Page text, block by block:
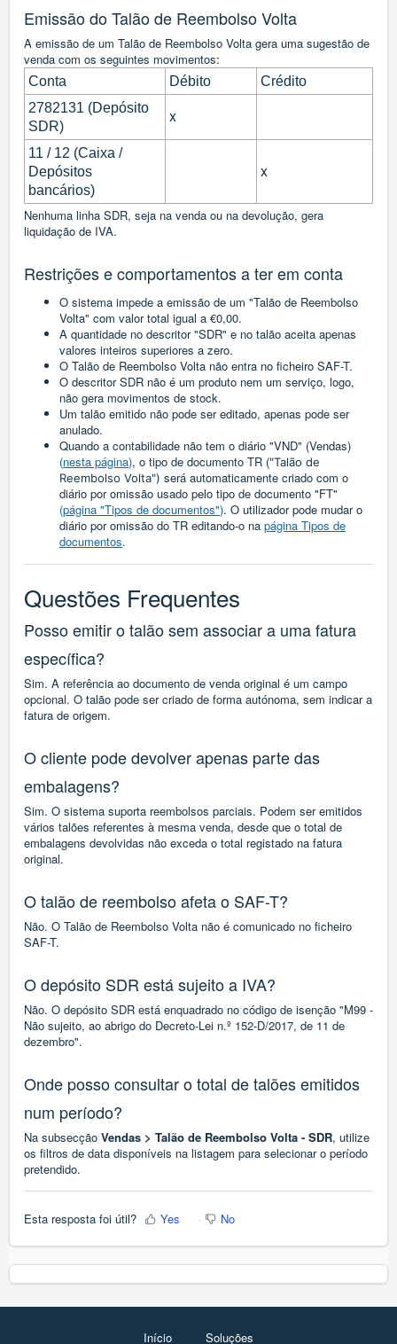
Emissão do Talão de Reembolso Volta
A emissão de um Talão de Reembolso Volta gera uma sugestão de
venda com os seguintes movimentos:
Conta Débito
Crédito
2782131 (Depósito
SDR)
x
11 / 12 (Caixa /
Depósitos
bancários)
x
Nenhuma linha SDR, seja na venda ou na devolução, gera
liquidação de IVA.
Restrições e comportamentos a ter em conta
O sistema impede a emissão de um "Talão de Reembolso
Volta" com valor total igual a €0,00.
A quantidade no descritor "SDR" e no talão aceita apenas
valores inteiros superiores a zero.
O Talão de Reembolso Volta não entra no ficheiro SAF-T.
O descritor SDR não é um produto nem um serviço, logo,
não gera movimentos de stock.
Um talão emitido não pode ser editado, apenas pode ser
anulado.
Quando a contabilidade não tem o diário "VND" (Vendas)
(nesta página), o tipo de documento TR ("Talão de
Reembolso Volta") será automaticamente criado com o
diário por omissão usado pelo tipo de documento "FT"
(página "Tipos de documentos"). O utilizador pode mudar o
diário por omissão do TR editando-o na página Tipos de
documentos.
Questões Frequentes
Posso emitir o talão sem associar a uma fatura
específica?
Sim. A referência ao documento de venda original é um campo
opcional. O talão pode ser criado de forma autónoma, sem indicar a
fatura de origem.
O cliente pode devolver apenas parte das
embalagens?
Sim. O sistema suporta reembolsos parciais. Podem ser emitidos
vários talões referentes à mesma venda, desde que o total de
embalagens devolvidas não exceda o total registado na fatura
original.
O talão de reembolso afeta o SAF-T?
Não. O Talão de Reembolso Volta não é comunicado no ficheiro
SAF-T.
O depósito SDR está sujeito a IVA?
Não. O depósito SDR está enquadrado no código de isenção "M99 -
Não sujeito, ao abrigo do Decreto-Lei n.º 152-D/2017, de 11 de
dezembro".
Onde posso consultar o total de talões emitidos
num período?
Na subsecção Vendas > Talão de Reembolso Volta - SDR, utilize
os filtros de data disponíveis na listagem para selecionar o período
pretendido.
Esta resposta foi útil? Yes No
Início Soluções